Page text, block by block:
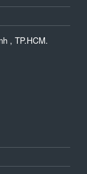
, TP.HCM.